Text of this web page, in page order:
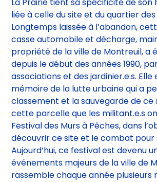
Petite histoire du site
La Prairie tient sa spécificité de son
liée à celle du site et du quartier des
Longtemps laissée à l’abandon,
casse automobile et décharge,
propriété de la ville de Montreuil, a
depuis le début des années 1990,
associations et des jardinier.e.s. Elle
mémoire de la lutte urbaine qui a
classement et la sauvegarde de ce
cette parcelle que les militant.e.s
Festival des Murs à Pêches, dans
découvrir ce site et le combat pour
Aujourd’hui, ce festival est devenu
événements majeurs de la ville de